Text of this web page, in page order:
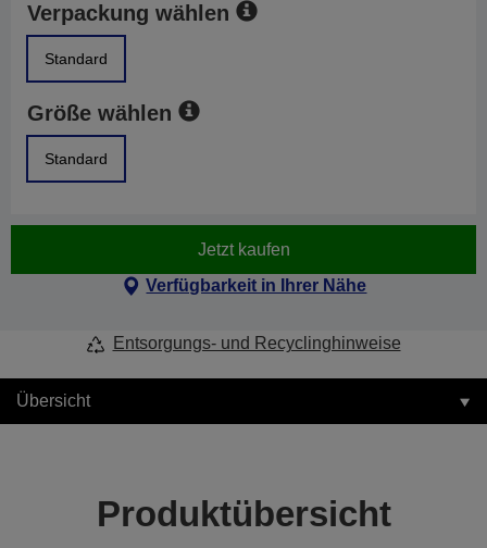
Verpackung wählen
Standard
Größe wählen
Standard
Jetzt kaufen
Verfügbarkeit in Ihrer Nähe
Entsorgungs- und Recyclinghinweise
Übersicht
Produktübersicht